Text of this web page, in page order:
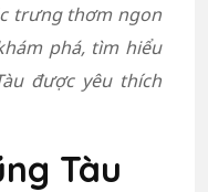
trưng thơm ngon
phá, tìm hiểu
được yêu thích
Tàu